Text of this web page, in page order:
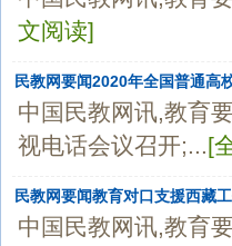
文阅读]
民教网要闻2020年全国普通高
中国民教网讯,教育
视电话会议召开;...[
民教网要闻教育对口支援西藏
中国民教网讯,教育